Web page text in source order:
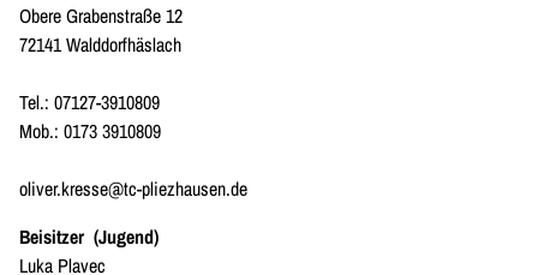
Obere Grabenstraße 12
72141 Walddorfhäslach
Tel.: 07127-3910809
Mob.: 0173 3910809
oliver.kresse@tc-pliezhausen.de
Beisitzer (Jugend)
Luka Plavec